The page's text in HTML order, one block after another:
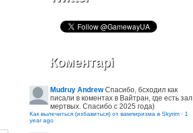
Коментарі
Mudruy Andrew Спасибо, бсходил как
писали в коментах в Вайтран, где есть зал
мертвых. Спасибо с 2025 года)
Как вылечиться (избавиться) от вампиризма в Skyrim · 1
year ago